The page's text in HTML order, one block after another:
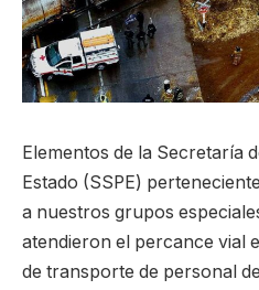
Elementos de la Secretaría
Estado (SSPE)
a nuestros grupos
atendieron el percance vial
de transporte de personal